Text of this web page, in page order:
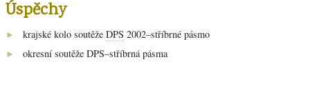
Úspěchy
► krajské kolo soutěže DPS 2002–stříbrné pásmo
► okresní soutěže DPS–stříbrná pásma